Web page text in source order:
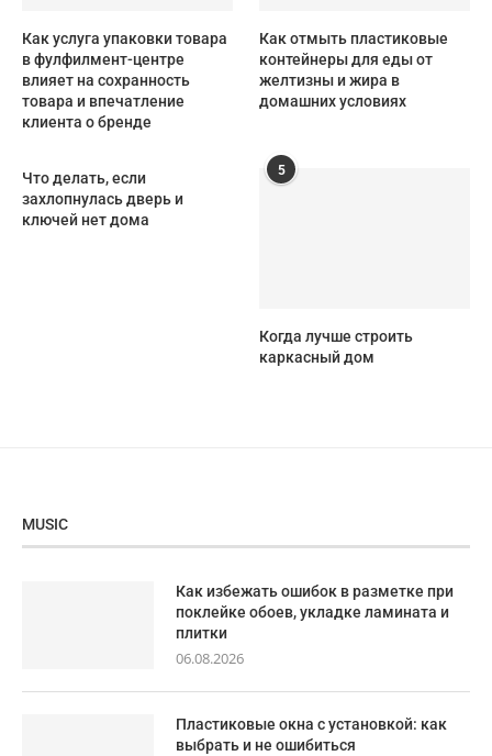
Как услуга упаковки товара
в фулфилмент-центре
влияет на сохранность
товара и впечатление
клиента о бренде
Как отмыть пластиковые
контейнеры для еды от
желтизны и жира в
домашних условиях
Что делать, если
захлопнулась дверь и
ключей нет дома
5
Когда лучше строить
каркасный дом
MUSIC
Как избежать ошибок в разметке при
поклейке обоев, укладке ламината и
плитки
06.08.2026
Пластиковые окна с установкой: как
выбрать и не ошибиться